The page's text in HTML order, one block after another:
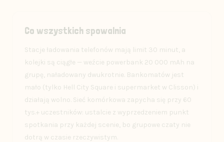
Co wszystkich spowalnia
Stacje ładowania telefonów mają limit 30 minut, a
kolejki są ciągłe — weźcie powerbank 20 000 mAh na
grupę, naładowany dwukrotnie. Bankomatów jest
mało (tylko Hell City Square i supermarket w Clisson) i
działają wolno. Sieć komórkowa zapycha się przy 60
tys.+ uczestników: ustalcie z wyprzedzeniem punkt
spotkania przy każdej scenie, bo grupowe czaty nie
dotrą w czasie rzeczywistym.